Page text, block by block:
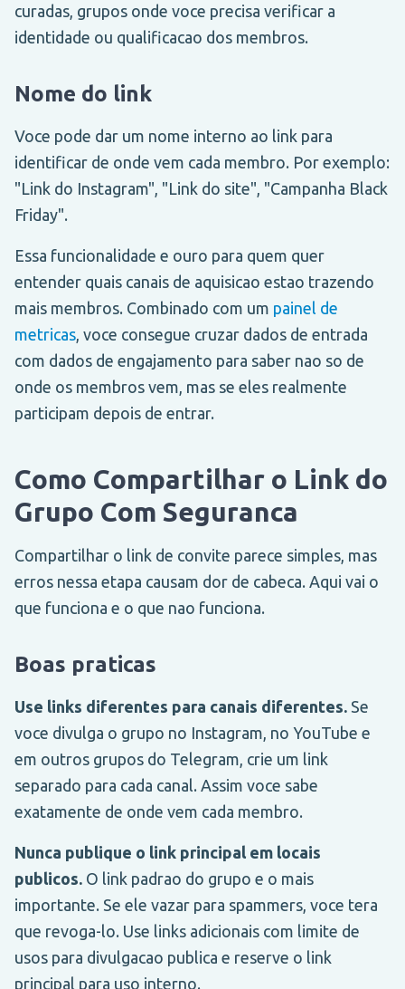
curadas, grupos onde voce precisa verificar a
identidade ou qualificacao dos membros.
Nome do link
Voce pode dar um nome interno ao link para
identificar de onde vem cada membro. Por exemplo:
"Link do Instagram", "Link do site", "Campanha Black
Friday".
Essa funcionalidade e ouro para quem quer
entender quais canais de aquisicao estao trazendo
mais membros. Combinado com um painel de
metricas , voce consegue cruzar dados de entrada
com dados de engajamento para saber nao so de
onde os membros vem, mas se eles realmente
participam depois de entrar.
Como Compartilhar o Link do
Grupo Com Seguranca
Compartilhar o link de convite parece simples, mas
erros nessa etapa causam dor de cabeca. Aqui vai o
que funciona e o que nao funciona.
Boas praticas
Use links diferentes para canais diferentes. Se
voce divulga o grupo no Instagram, no YouTube e
em outros grupos do Telegram, crie um link
separado para cada canal. Assim voce sabe
exatamente de onde vem cada membro.
Nunca publique o link principal em locais
publicos. O link padrao do grupo e o mais
importante. Se ele vazar para spammers, voce tera
que revoga-lo. Use links adicionais com limite de
usos para divulgacao publica e reserve o link
principal para uso interno.